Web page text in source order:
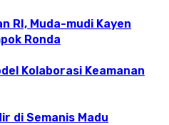
RI, Muda-mudi Kayen
Ronda
Kolaborasi Keamanan
di Semanis Madu